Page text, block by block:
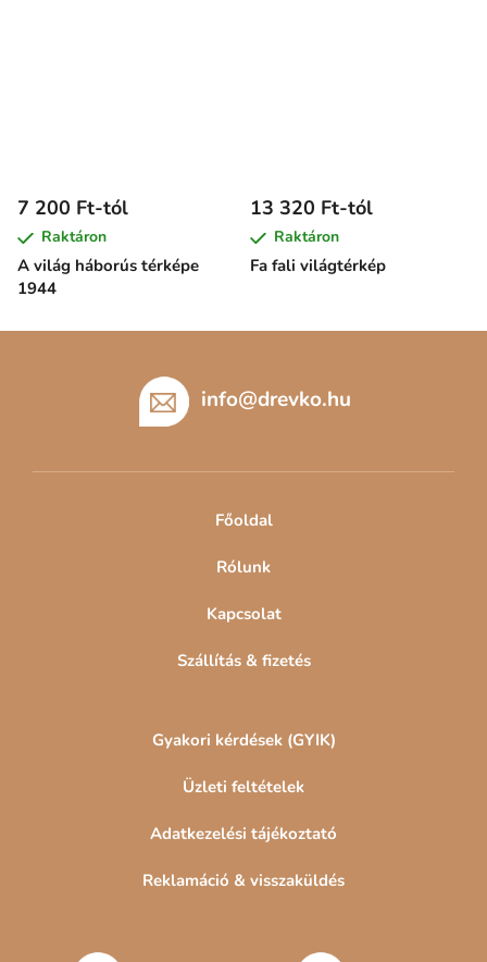
A világ háborús térképe
1944
7 200 Ft-tól
Raktáron
Fa fali világtérkép
13 320 Ft-tól
Raktáron
info@drevko.hu
Főoldal
Rólunk
Kapcsolat
Szállítás & fizetés
Gyakori kérdések (GYIK)
Üzleti feltételek
Adatkezelési tájékoztató
Reklamáció & visszaküldés